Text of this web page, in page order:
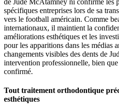
spécifiques entreprises lors de sa
vers le football américain. Comme
internationaux, il maintient la
améliorations esthétiques et les
pour les apparitions dans les médias
changements visibles des dents de
intervention professionnelle, bien
confirmé.
Tout traitement orthodontique
esthétiques